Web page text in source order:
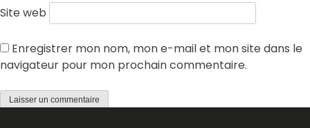
Site web
Enregistrer mon nom, mon e-mail et mon site dans le
navigateur pour mon prochain commentaire.